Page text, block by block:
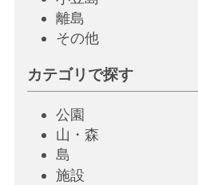
離島
その他
カテゴリで探す
公園
山・森
島
施設